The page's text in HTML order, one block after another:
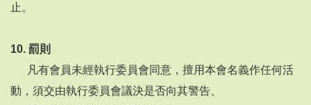
止。
10. 罰則
凡有會員未經執行委員會同意，擅用本會名義作任何活
動，須交由執行委員會議決是否向其警告、